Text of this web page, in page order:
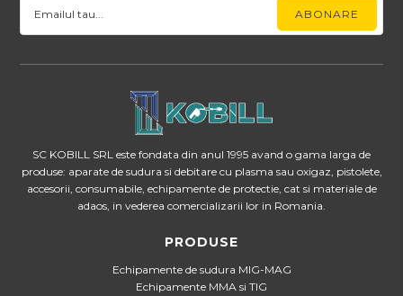
SC KOBILL SRL este fondata din anul 1995 avand o gama larga de
produse: aparate de sudura si debitare cu plasma sau oxigaz, pistolete,
accesorii, consumabile, echipamente de protectie, cat si materiale de
adaos, in vederea comercializarii lor in Romania.
PRODUSE
Echipamente de sudura MIG-MAG
Echipamente MMA si TIG